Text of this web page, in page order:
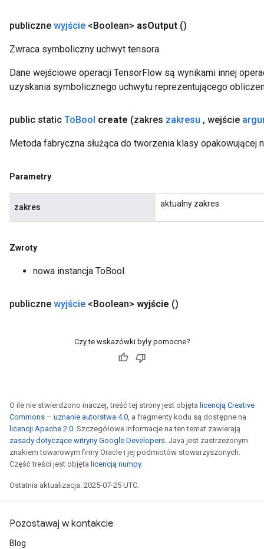
publiczne wyjście <Boolean> asOutput ()
Zwraca symboliczny uchwyt tensora.
Dane wejściowe operacji TensorFlow są wynikami innej
uzyskania symbolicznego uchwytu reprezentującego
public static ToBool create (zakres zakresu , wejście
Metoda fabryczna służąca do tworzenia klasy opakowującej
Parametry
zakres aktualny zakres
Zwroty
nowa instancja ToBool
publiczne wyjście <Boolean> wyjście ()
Czy te wskazówki były pomocne?
O ile nie stwierdzono inaczej, treść tej strony jest objęta licencją Creative
Commons – uznanie autorstwa 4.0, a fragmenty kodu są dostępne na
licencji Apache 2.0. Szczegółowe informacje na ten temat zawierają
zasady dotyczące witryny Google Developers. Java jest zastrzeżonym
znakiem towarowym firmy Oracle i jej podmiotów stowarzyszonych.
Część treści jest objęta licencją numpy.
Ostatnia aktualizacja: 2025-07-25 UTC.
Pozostawaj w kontakcie
Blog